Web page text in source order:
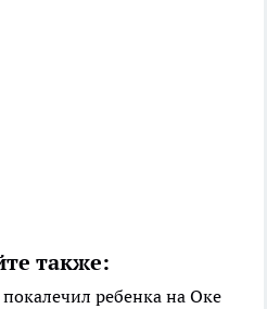
также:
ребенка на Оке